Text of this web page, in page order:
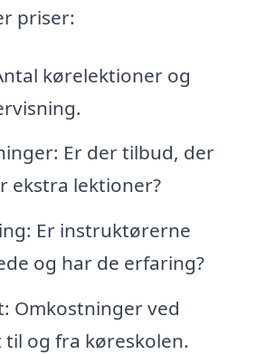
priser:
kørelektioner og
Er der tilbud, der
ekstra lektioner?
Er instruktørerne
og har de erfaring?
Omkostninger ved
og fra køreskolen.